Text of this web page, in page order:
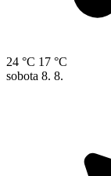
24 °C 17 °C
sobota 8. 8.